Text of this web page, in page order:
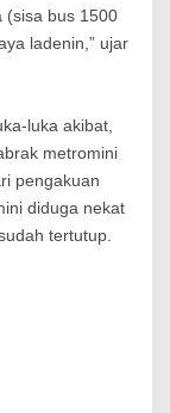
(sisa bus 1500
ladenin,” ujar
luka akibat,
metromini
pengakuan
diduga nekat
tertutup.